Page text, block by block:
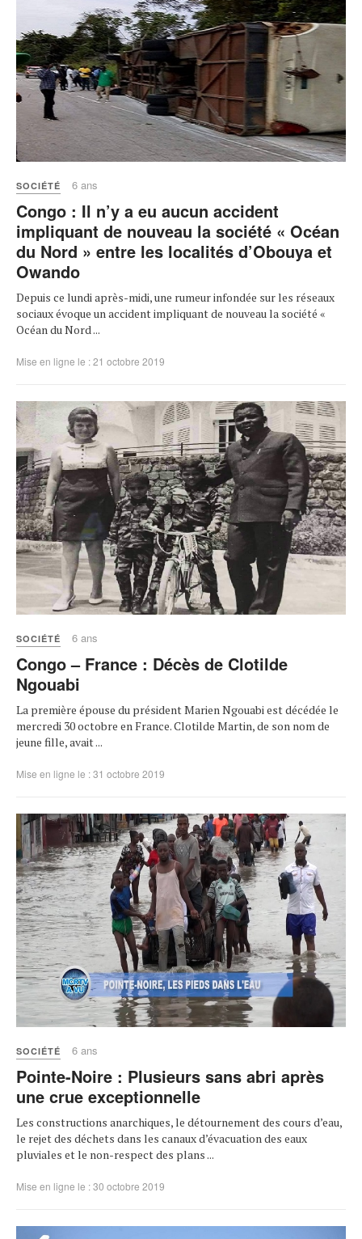
SOCIÉTÉ 6 ans
Congo : Il n’y a eu aucun accident
impliquant de nouveau la société « Océan
du Nord » entre les localités d’Obouya et
Owando
Depuis ce lundi après-midi, une rumeur infondée sur les réseaux
sociaux évoque un accident impliquant de nouveau la société «
Océan du Nord ...
Mise en ligne le : 21 octobre 2019
SOCIÉTÉ 6 ans
Congo – France : Décès de Clotilde
Ngouabi
La première épouse du président Marien Ngouabi est décédée le
mercredi 30 octobre en France. Clotilde Martin, de son nom de
jeune fille, avait ...
Mise en ligne le : 31 octobre 2019
SOCIÉTÉ 6 ans
Pointe-Noire : Plusieurs sans abri après
une crue exceptionnelle
Les constructions anarchiques, le détournement des cours d’eau,
le rejet des déchets dans les canaux d’évacuation des eaux
pluviales et le non-respect des plans ...
Mise en ligne le : 30 octobre 2019